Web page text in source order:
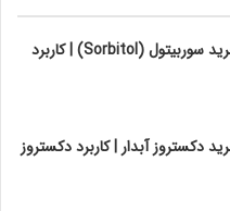
قیمت فروش و خرید سوربیتول (Sorbitol) | کاربرد
دکستروز آبدار | کاربرد دکستروز